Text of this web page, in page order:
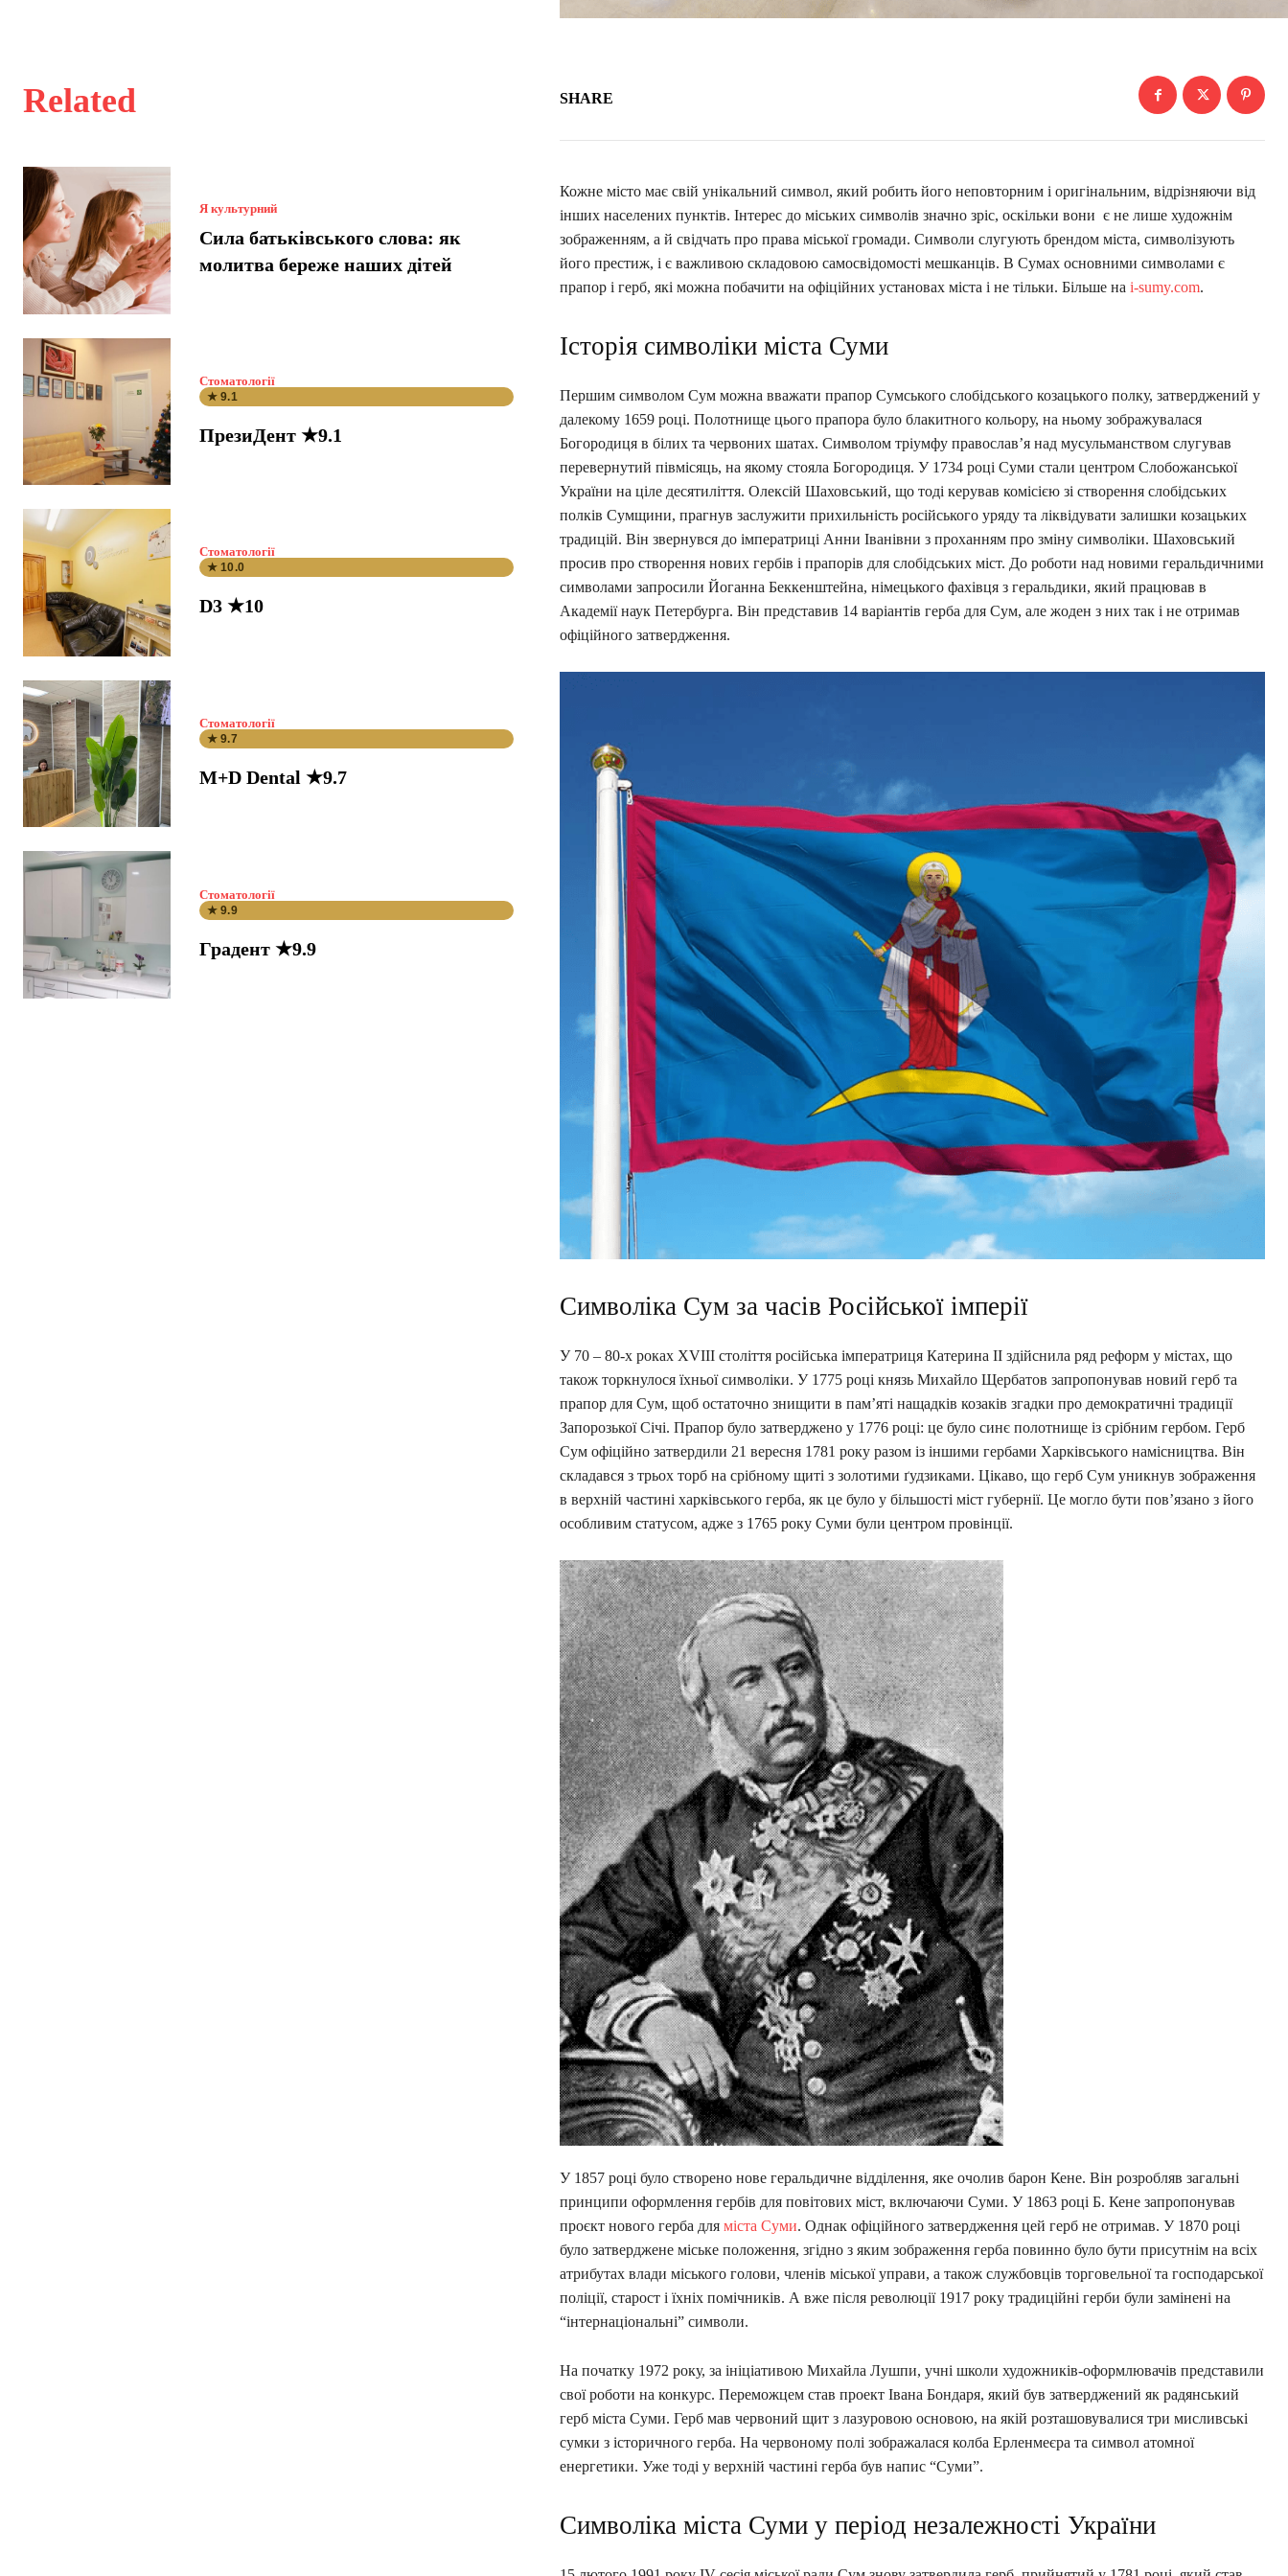
Related
Я культурний
Сила батьківського слова: як
молитва береже наших дітей
Стоматології
★ 9.1
ПрезиДент ★9.1
Стоматології
★ 10.0
D3 ★10
Стоматології
★ 9.7
M+D Dental ★9.7
Стоматології
★ 9.9
Градент ★9.9
SHARE
Кожне місто має свій унікальний символ, який робить його неповторним і оригінальним, відрізняючи від
інших населених пунктів. Інтерес до міських символів значно зріс, оскільки вони є не лише художнім
зображенням, а й свідчать про права міської громади. Символи слугують брендом міста, символізують
його престиж, і є важливою складовою самосвідомості мешканців. В Сумах основними символами є
прапор і герб, які можна побачити на офіційних установах міста і не тільки. Більше на i-sumy.com.
Історія символіки міста Суми
Першим символом Сум можна вважати прапор Сумського слобідського козацького полку, затверджений у
далекому 1659 році. Полотнище цього прапора було блакитного кольору, на ньому зображувалася
Богородиця в білих та червоних шатах. Символом тріумфу православ’я над мусульманством слугував
перевернутий півмісяць, на якому стояла Богородиця. У 1734 році Суми стали центром Слобожанської
України на ціле десятиліття. Олексій Шаховський, що тоді керував комісією зі створення слобідських
полків Сумщини, прагнув заслужити прихильність російського уряду та ліквідувати залишки козацьких
традицій. Він звернувся до імператриці Анни Іванівни з проханням про зміну символіки. Шаховський
просив про створення нових гербів і прапорів для слобідських міст. До роботи над новими геральдичними
символами запросили Йоганна Беккенштейна, німецького фахівця з геральдики, який працював в
Академії наук Петербурга. Він представив 14 варіантів герба для Сум, але жоден з них так і не отримав
офіційного затвердження.
Символіка Сум за часів Російської імперії
У 70 – 80-х роках XVIII століття російська імператриця Катерина II здійснила ряд реформ у містах, що
також торкнулося їхньої символіки. У 1775 році князь Михайло Щербатов запропонував новий герб та
прапор для Сум, щоб остаточно знищити в пам’яті нащадків козаків згадки про демократичні традиції
Запорозької Січі. Прапор було затверджено у 1776 році: це було синє полотнище із срібним гербом. Герб
Сум офіційно затвердили 21 вересня 1781 року разом із іншими гербами Харківського намісництва. Він
складався з трьох торб на срібному щиті з золотими ґудзиками. Цікаво, що герб Сум уникнув зображення
в верхній частині харківського герба, як це було у більшості міст губернії. Це могло бути пов’язано з його
особливим статусом, адже з 1765 року Суми були центром провінції.
У 1857 році було створено нове геральдичне відділення, яке очолив барон Кене. Він розробляв загальні
принципи оформлення гербів для повітових міст, включаючи Суми. У 1863 році Б. Кене запропонував
проєкт нового герба для міста Суми. Однак офіційного затвердження цей герб не отримав. У 1870 році
було затверджене міське положення, згідно з яким зображення герба повинно було бути присутнім на всіх
атрибутах влади міського голови, членів міської управи, а також службовців торговельної та господарської
поліції, старост і їхніх помічників. А вже після революції 1917 року традиційні герби були замінені на
“інтернаціональні” символи.
На початку 1972 року, за ініціативою Михайла Лушпи, учні школи художників-оформлювачів представили
свої роботи на конкурс. Переможцем став проект Івана Бондаря, який був затверджений як радянський
герб міста Суми. Герб мав червоний щит з лазуровою основою, на якій розташовувалися три мисливські
сумки з історичного герба. На червоному полі зображалася колба Ерленмеєра та символ атомної
енергетики. Уже тоді у верхній частині герба був напис “Суми”.
Символіка міста Суми у період незалежності України